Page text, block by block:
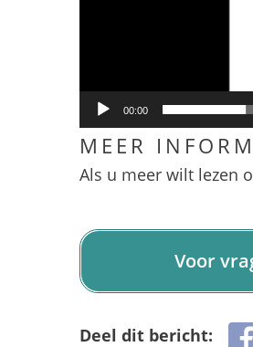
00:00
MEER
Als u meer wilt lezen
Voor
Deel dit bericht: